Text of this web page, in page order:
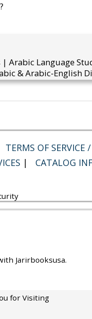
Arabic Language
& Arabic-English
TERMS OF SERVICE
| CATALOG
Jarirbooksusa.
for Visiting